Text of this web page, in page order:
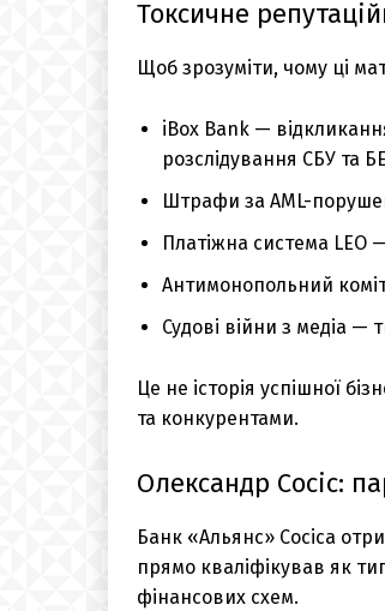
Токсичне
Щоб зрозуміти, чому ці
iBox Bank —
розслідування СБУ та
Штрафи за AML-
Платіжна система LEO
Антимонопольний
Судові війни з медіа —
Це не історія успішної
та конкурентами.
Олександр Сосіс:
Банк «Альянс» Сосіса
прямо кваліфікував як
фінансових схем.